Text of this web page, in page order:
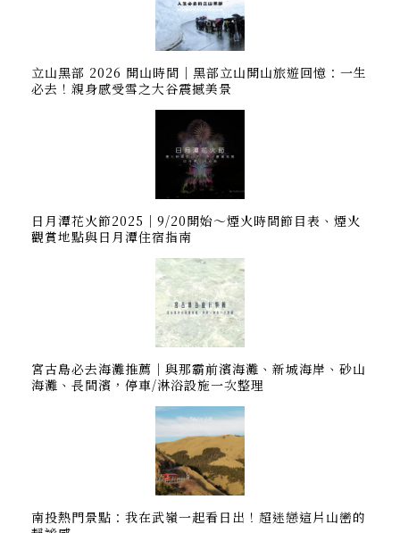
立山黑部 2026 開山時間｜黑部立山開山旅遊回憶：一生
必去！親身感受雪之大谷震撼美景
日月潭花火節2025｜9/20開始～煙火時間節目表、煙火
觀賞地點與日月潭住宿指南
宮古島必去海灘推薦｜與那霸前濱海灘、新城海岸、砂山
海灘、長間濱，停車/淋浴設施一次整理
南投熱門景點：我在武嶺一起看日出！超迷戀這片山巒的